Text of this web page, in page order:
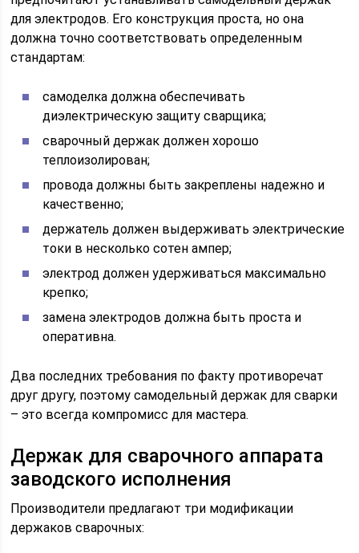
для электродов. Его конструкция проста, но она
должна точно соответствовать определенным
стандартам:
самоделка должна обеспечивать
диэлектрическую защиту сварщика;
сварочный держак должен хорошо
теплоизолирован;
провода должны быть закреплены надежно и
качественно;
держатель должен выдерживать электрические
токи в несколько сотен ампер;
электрод должен удерживаться максимально
крепко;
замена электродов должна быть проста и
оперативна.
Два последних требования по факту противоречат
друг другу, поэтому самодельный держак для сварки
– это всегда компромисс для мастера.
Держак для сварочного аппарата
заводского исполнения
Производители предлагают три модификации
держаков сварочных: